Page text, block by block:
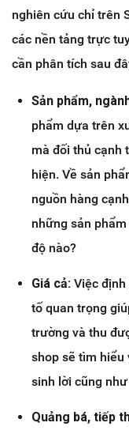
nghiên cứu chỉ trên
các nền tảng trực
cần phân tích sau
Sản phẩm,
phẩm dựa trên
mà đối thủ cạnh
hiện. Về sản
nguồn hàng
những sản
độ nào?
Giá cả: Việc
tố quan trọng
trường và thu
shop sẽ tìm hiểu
sinh lời cũng
Quảng bá, tiếp